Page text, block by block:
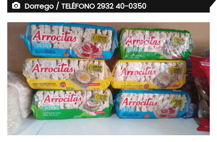
Dorrego / TELÉFONO 2932 40-0350